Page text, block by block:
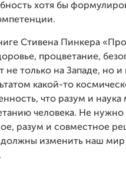
хотя бы
Стивена Пинкера
процветание,
не только на Западе, но
какой-то
что разум и наука
человека. Не нужно
разум и совместное
изменить наш мир